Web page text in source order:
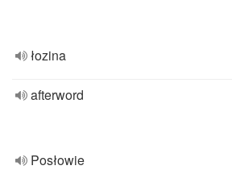
łozina
afterword
Posłowie